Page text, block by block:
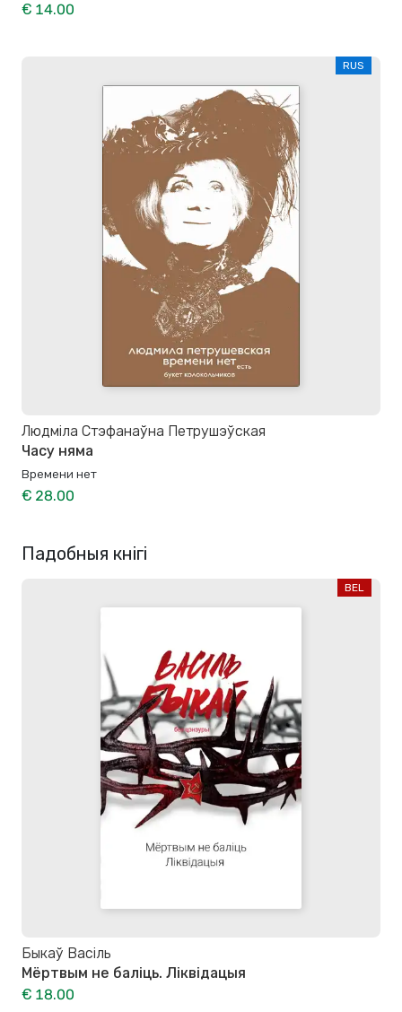
€ 14.00
RUS
Людміла Стэфанаўна Петрушэўская
Часу няма
Времени нет
€ 28.00
Падобныя кнігі
BEL
Быкаў Васіль
Мёртвым не баліць. Ліквідацыя
€ 18.00